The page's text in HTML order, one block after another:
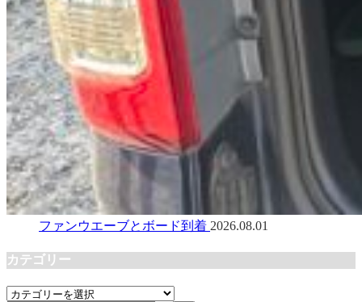
ファンウエーブとボード到着 2026.08.01
カテゴリー
カ